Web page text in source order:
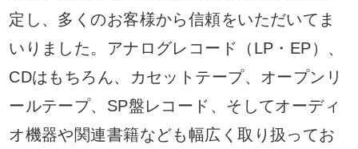
定し、多くのお客様から信頼をいただいてま
いりました。アナログレコード（LP・EP）、
CDはもちろん、カセットテープ、オープンリ
ールテープ、SP盤レコード、そしてオーディ
オ機器や関連書籍なども幅広く取り扱ってお